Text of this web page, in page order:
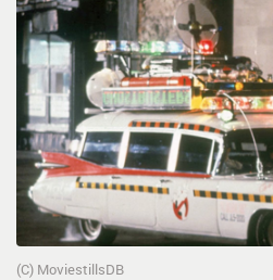
(C) MoviestillsDB